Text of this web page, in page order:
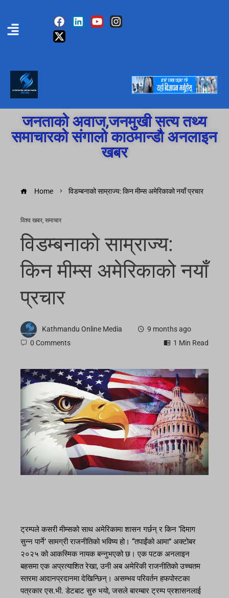
जनताको अवाज,जनमुखी सत्य तथ्य
समाचारको संगालो काठमान्डौ अनलाइन
खबर
Home विडम्बनाको साम्राज्य: किन मीम्स अमेरिकाको नयाँ प्रचार
विश्व खबर, समाचार
विडम्बनाको साम्राज्य:
किन मीम्स अमेरिकाको नयाँ
प्रचार
Kathmandu Online Media
9 months ago
0 Comments
1 Min Read
ट्रम्पले कसरी मीम्सको साथ अमेरिकामा शासन गर्छन् र किन ‘दिमाग
सुन्न पार्ने’ सामग्री राजनीतिको भविष्य हो। “तपाईंको आमा” अक्टोबर
२०२५ को आकस्मिक नायक बन्नुभएको छ। एक पटक अनलाइन
बहसमा एक अप्रत्याशित रेखा, उनी अब अमेरिकी राजनीतिको उच्चतम
स्तरमा आदानप्रदानमा देखिन्छिन्। असम्भव परिवर्तन हफपोस्टका
पत्रकार एस.भी. डेटबाट सुरु भयो, जसले बारम्बार ट्रम्प प्रशासनलाई